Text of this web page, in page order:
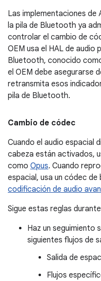
Las implementaciones de
la pila de Bluetooth ya
controlar el cambio de
OEM usa el HAL de audio
Bluetooth, conocido
el OEM debe asegurarse
retransmita esos
pila de Bluetooth.
Cambio de códec
Cuando el audio espacial
cabeza están activados,
como Opus. Cuando
espacial, usa un códec
codificación de audio
Sigue estas reglas
Haz un seguimiento
siguientes flujos de
Salida de
Flujos